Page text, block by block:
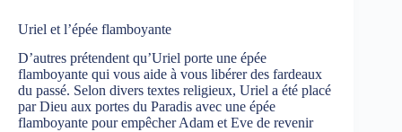
Uriel et l’épée flamboyante
D’autres prétendent qu’Uriel porte une épée
flamboyante qui vous aide à vous libérer des fardeaux
du passé. Selon divers textes religieux, Uriel a été placé
par Dieu aux portes du Paradis avec une épée
flamboyante pour empêcher Adam et Eve de revenir